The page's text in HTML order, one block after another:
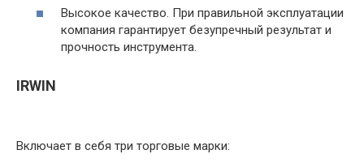
Высокое качество. При правильной эксплуатации
компания гарантирует безупречный результат и
прочность инструмента.
IRWIN
Включает в себя три торговые марки: